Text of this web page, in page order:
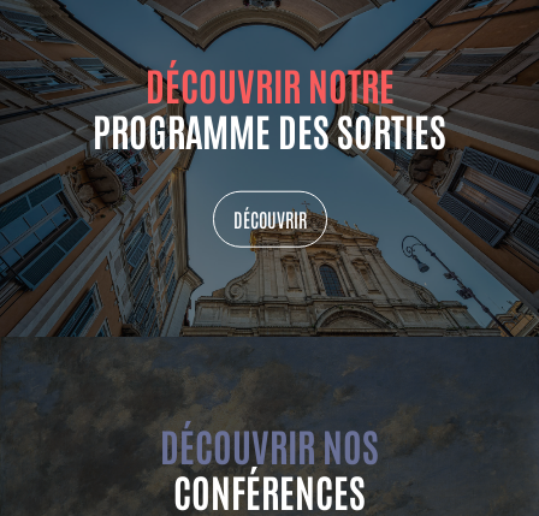
DÉCOUVRIR NOTRE
PROGRAMME DES SORTIES
DÉCOUVRIR
DÉCOUVRIR NOS
CONFÉRENCES